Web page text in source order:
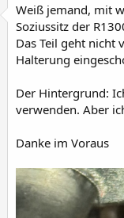
Weiß jemand, mit
Soziussitz der
Das Teil geht nicht
Halterung
Der Hintergrund:
verwenden. Aber
Danke im Voraus